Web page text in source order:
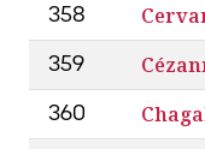
358
359
360